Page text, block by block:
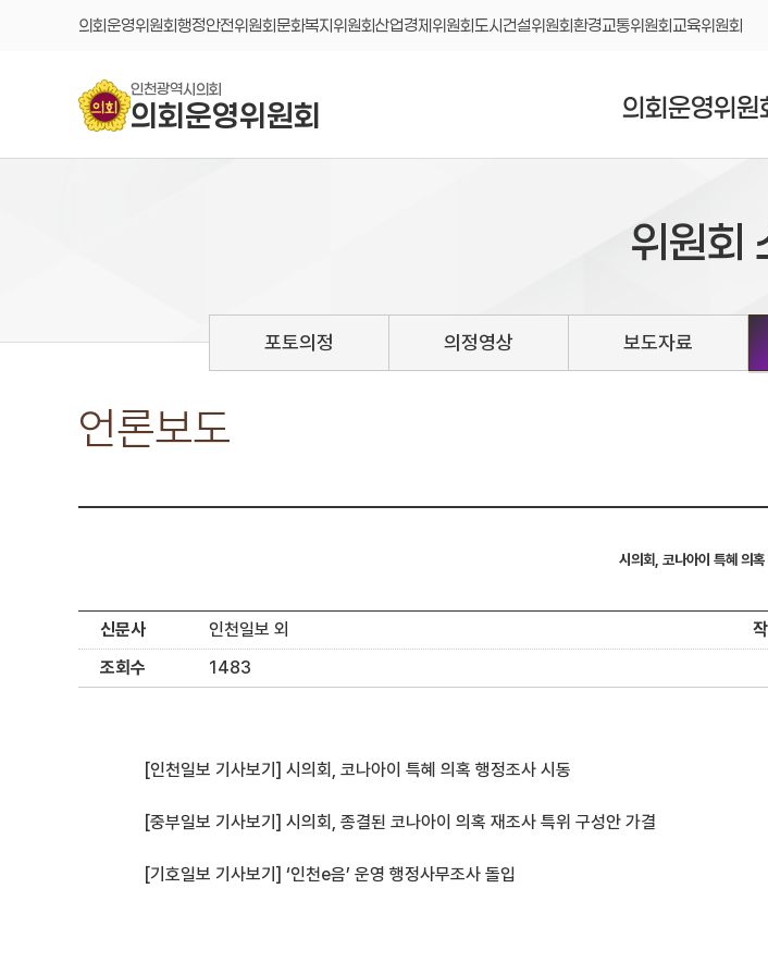
콘텐츠 바로가기
의회운영위원회행정안전위원회문화복지위원회산업경제위원회도시건설위원회환경교통위원회교육위원회
인천광역시의회
의회운영위원회 의회운영위원
위원회
포토의정 의정영상 보도자료
언론보도
시의회, 코나아이 특혜 의
신문사 인천일보 외
조회수
1483
[인천일보 기사보기] 시의회, 코나아이 특혜 의혹 행정조사 시동
[중부일보 기사보기] 시의회, 종결된 코나아이 의혹 재조사 특위 구성안 가결
[기호일보 기사보기] ‘인천e음’ 운영 행정사무조사 돌입